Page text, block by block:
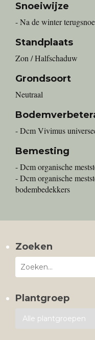
Snoeiwijze
- Na de winter
Standplaats
Zon / Halfschaduw
Grondsoort
Neutraal
- Dcm Vivimus
Bemesting
- Dcm organische
- Dcm organische
bodembedekkers
Zoeken
Plantgroep